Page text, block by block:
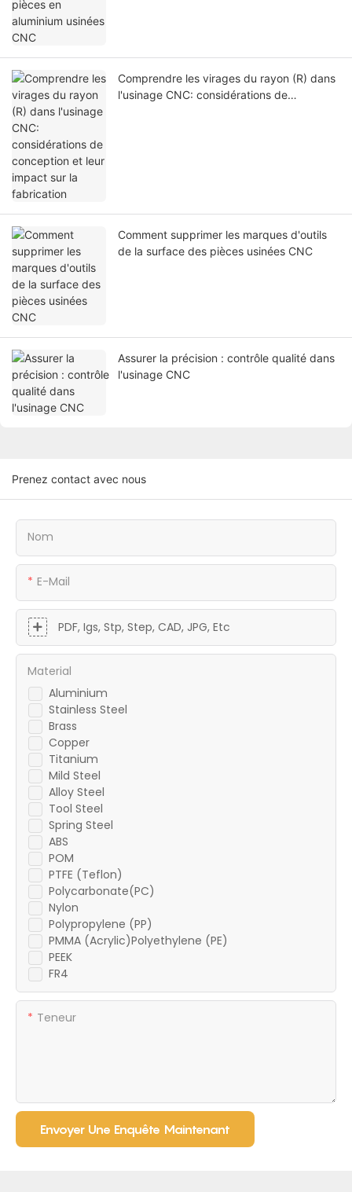
Comprendre les virages du rayon (R) dans
l'usinage CNC: considérations de
Comment supprimer les marques d'outils
de la surface des pièces usinées CNC
Assurer la précision : contrôle qualité dans
l'usinage CNC
Prenez contact avec nous
Nom
E-Mail
PDF, Igs, Stp, Step, CAD, JPG, Etc
Aluminium
Stainless Steel
Brass
Copper
Titanium
Mild Steel
Alloy Steel
Tool Steel
Spring Steel
ABS
POM
PTFE (Teflon)
Polycarbonate(PC)
Nylon
Polypropylene (PP)
PMMA (Acrylic)Polyethylene (PE)
PEEK
FR4
Material
Teneur
Envoyer Une Enquête Maintenant